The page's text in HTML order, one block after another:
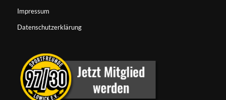
Impressum
Datenschutzerklärung